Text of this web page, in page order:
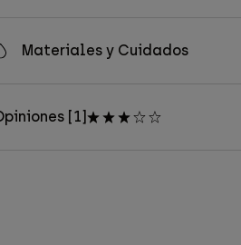
Materiales y Cuidados
[1]